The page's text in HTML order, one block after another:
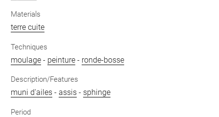
Materials
terre cuite
Techniques
moulage - peinture - ronde-bosse
Description/Features
muni d'ailes -assis - sphinge
Period